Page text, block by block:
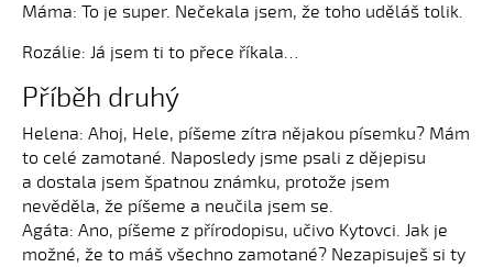
Máma: To je super. Nečekala jsem, že toho uděláš tolik.
Rozálie: Já jsem ti to přece říkala…
Příběh druhý
Helena: Ahoj, Hele, píšeme zítra nějakou písemku? Mám
to celé zamotané. Naposledy jsme psali z dějepisu
a dostala jsem špatnou známku, protože jsem
nevěděla, že píšeme a neučila jsem se.
Agáta: Ano, píšeme z přírodopisu, učivo Kytovci. Jak je
možné, že to máš všechno zamotané? Nezapisuješ si ty